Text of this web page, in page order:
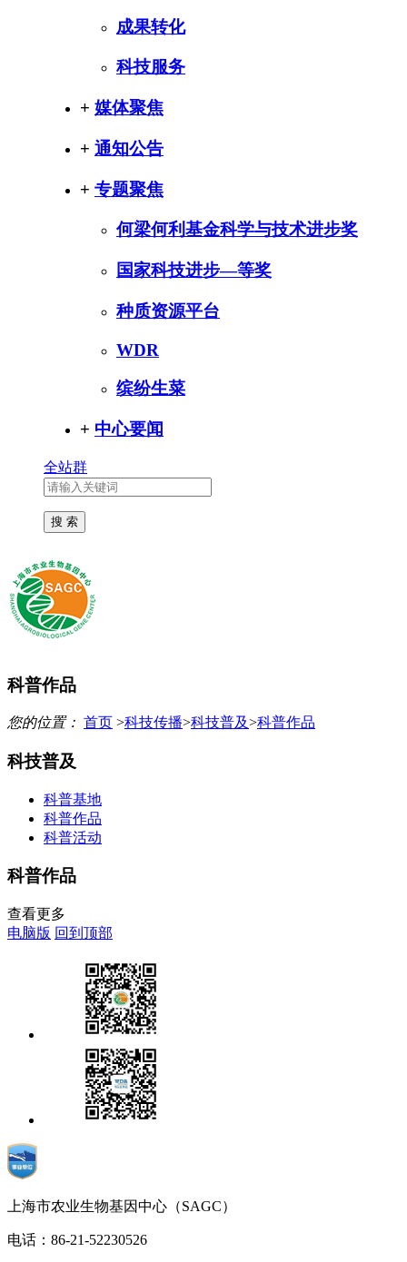
成果转化
科技服务
+ 媒体聚焦
+ 通知公告
+ 专题聚焦
何梁何利基金科学与技术进步奖
国家科技进步—等奖
种质资源平台
WDR
缤纷生菜
+ 中心要闻
全站群
科普作品
您的位置： 首页 >科技传播>科技普及>科普作品
科技普及
科普基地
科普作品
科普活动
科普作品
查看更多
电脑版 回到顶部
上海市农业生物基因中心（SAGC）
电话：86-21-52230526